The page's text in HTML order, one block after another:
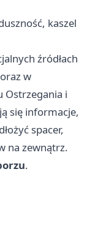
kaszel
źródłach
w
Ostrzegania i
się informacje,
spacer,
na zewnątrz.
.